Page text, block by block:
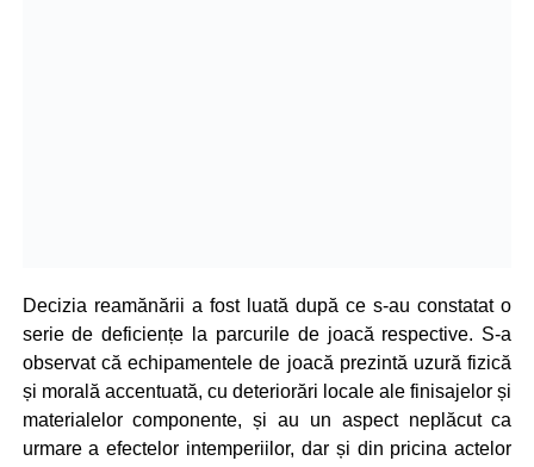
Decizia reamănării a fost luată după ce s-au constatat o
serie de deficiențe la parcurile de joacă respective. S-a
observat că echipamentele de joacă prezintă uzură fizică
și morală accentuată, cu deteriorări locale ale finisajelor și
materialelor componente, și au un aspect neplăcut ca
urmare a efectelor intemperiilor, dar și din pricina actelor